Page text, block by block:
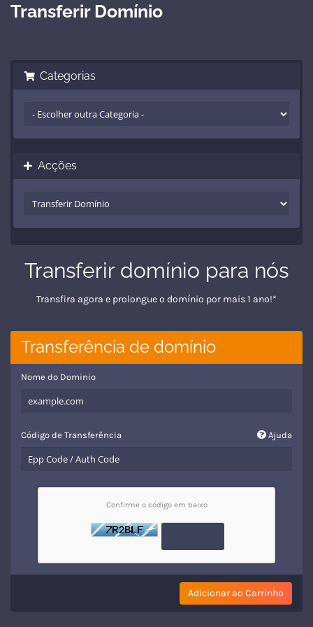
Transferir Domínio
Categorias
Acções
Transferir domínio para nós
Transfira agora e prolongue o domínio por mais 1 ano!*
Transferência de domínio
Nome do Dominio
Código de Transferência Ajuda
Confirme o código em baixo
Adicionar ao Carrinho